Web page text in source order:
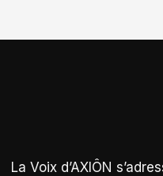
La Voix d’AXIÔN